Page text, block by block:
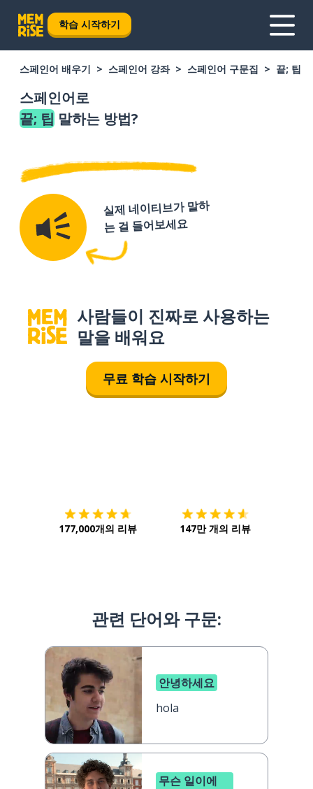
학습 시작하기
스페인어 배우기 스페인어 강좌 스페인어 구문집 끝; 팁
스페인어로
끝; 팁 말하는 방법?
실제 네이티브가 말하
는 걸 들어보세요
사람들이 진짜로 사용하는
말을 배워요
무료 학습 시작하기
177,000개의 리뷰 147만 개의 리뷰
관련 단어와 구문:
안녕하세요
hola
무슨 일이에